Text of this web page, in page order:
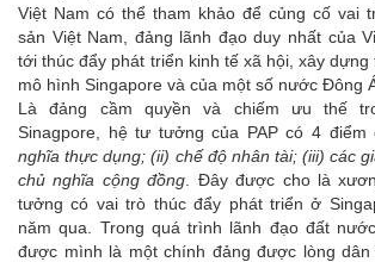
Việt Nam có thể tham khảo để củng cố vai
sản Việt Nam, đảng lãnh đạo duy nhất của
tới thúc đẩy phát triển kinh tế xã hội, xây
mô hình Singapore và của một số nước Đông
Là đảng cầm quyền và chiếm ưu thế
Sinagpore, hệ tư tưởng của PAP có 4
nghĩa thực dụng; (ii) chế độ nhân tài; (iii) các
chủ nghĩa cộng đồng . Đây được cho là
tưởng có vai trò thúc đẩy phát triển ở
năm qua. Trong quá trình lãnh đạo đất
được mình là một chính đảng được lòng